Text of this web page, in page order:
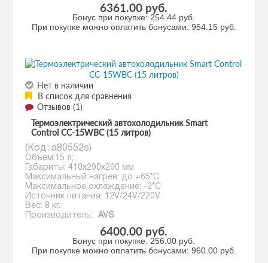
6361.00 руб.
Бонус при покупке: 254.44 руб.
При покупке можно оплатить бонусами: 954.15 руб.
Нет в наличии
В список для сравнения
Отзывов (1)
Термоэлектрический автохолодильник Smart
Control CC-15WBС (15 литров)
(Код: a80552s)
Объем:15 л;
Габариты: 410х290х290 мм
Максимальный нагрев: до +65*С
Максимальное охлаждение: -2*С
Источник питания: 12V/24V/220V
Вес: 8 кг.
Производитель:
AVS
6400.00 руб.
Бонус при покупке: 256.00 руб.
При покупке можно оплатить бонусами: 960.00 руб.